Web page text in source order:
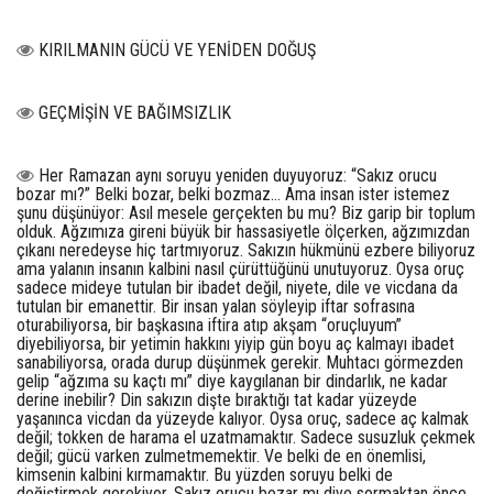
KIRILMANIN GÜCÜ VE YENİDEN DOĞUŞ
GEÇMİŞİN VE BAĞIMSIZLIK
Her Ramazan aynı soruyu yeniden duyuyoruz: “Sakız orucu
bozar mı?” Belki bozar, belki bozmaz… Ama insan ister istemez
şunu düşünüyor: Asıl mesele gerçekten bu mu? Biz garip bir toplum
olduk. Ağzımıza gireni büyük bir hassasiyetle ölçerken, ağzımızdan
çıkanı neredeyse hiç tartmıyoruz. Sakızın hükmünü ezbere biliyoruz
ama yalanın insanın kalbini nasıl çürüttüğünü unutuyoruz. Oysa oruç
sadece mideye tutulan bir ibadet değil, niyete, dile ve vicdana da
tutulan bir emanettir. Bir insan yalan söyleyip iftar sofrasına
oturabiliyorsa, bir başkasına iftira atıp akşam “oruçluyum”
diyebiliyorsa, bir yetimin hakkını yiyip gün boyu aç kalmayı ibadet
sanabiliyorsa, orada durup düşünmek gerekir. Muhtacı görmezden
gelip “ağzıma su kaçtı mı” diye kaygılanan bir dindarlık, ne kadar
derine inebilir? Din sakızın dişte bıraktığı tat kadar yüzeyde
yaşanınca vicdan da yüzeyde kalıyor. Oysa oruç, sadece aç kalmak
değil; tokken de harama el uzatmamaktır. Sadece susuzluk çekmek
değil; gücü varken zulmetmemektir. Ve belki de en önemlisi,
kimsenin kalbini kırmamaktır. Bu yüzden soruyu belki de